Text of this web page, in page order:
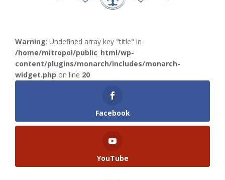
Warning: Undefined array key "title" in
/home/mitropol/public_html/wp-
content/plugins/monarch/includes/monarch-
widget.php on line 20
Facebook
YouTube